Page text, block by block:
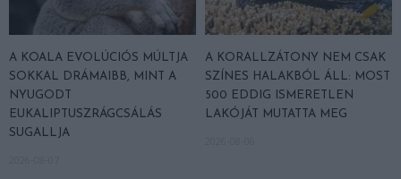
A KOALA EVOLÚCIÓS MÚLTJA
SOKKAL DRÁMAIBB, MINT A
NYUGODT
EUKALIPTUSZRÁGCSÁLÁS
SUGALLJA
A KORALLZÁTONY NEM CSAK
SZÍNES HALAKBÓL ÁLL: MOST
500 EDDIG ISMERETLEN
LAKÓJÁT MUTATTA MEG